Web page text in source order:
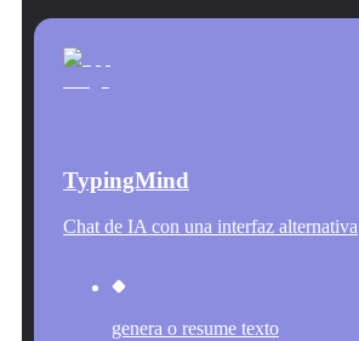
TypingMind
Chat de IA con una interfaz alternativa
genera o resume texto